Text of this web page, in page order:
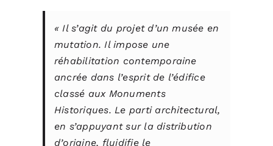
«Il s’agit du projet d’un musée en
mutation.Il impose une
réhabilitation contemporaine
ancrée dans l’esprit de l’édifice
classé aux Monuments
Historiques. Le parti architectural,
en s’appuyant sur la distribution
d’origine, fluidifie le